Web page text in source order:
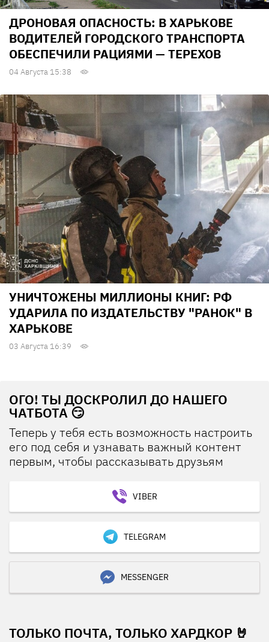
ДРОНОВАЯ ОПАСНОСТЬ: В ХАРЬКОВЕ
ВОДИТЕЛЕЙ ГОРОДСКОГО ТРАНСПОРТА
ОБЕСПЕЧИЛИ РАЦИЯМИ — ТЕРЕХОВ
04 Августа 15:38
УНИЧТОЖЕНЫ МИЛЛИОНЫ КНИГ: РФ
УДАРИЛА ПО ИЗДАТЕЛЬСТВУ "РАНОК" В
ХАРЬКОВЕ
03 Августа 16:39
ОГО! ТЫ ДОСКРОЛИЛ ДО НАШЕГО
ЧАТБОТА 😏
Теперь у тебя есть возможность настроить
его под себя и узнавать важный контент
первым, чтобы рассказывать друзьям
VIBER
TELEGRAM
MESSENGER
ТОЛЬКО ПОЧТА, ТОЛЬКО ХАРДКОР 🤘